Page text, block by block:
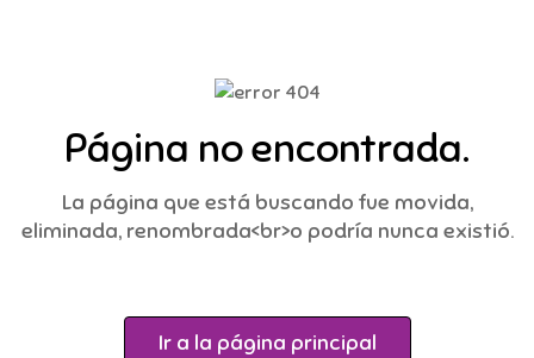
Página no encontrada.
La página que está buscando fue movida,
eliminada, renombrada<br>o podría nunca existió.
Ir a la página principal